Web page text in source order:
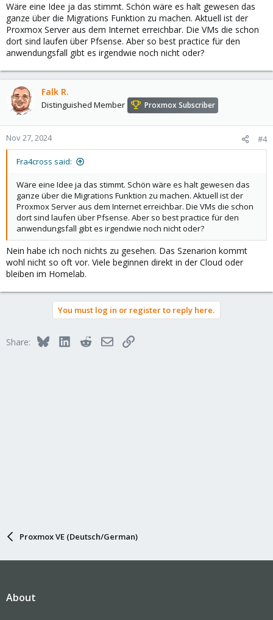
Wäre eine Idee ja das stimmt. Schön wäre es halt gewesen das
ganze über die Migrations Funktion zu machen. Aktuell ist der
Proxmox Server aus dem Internet erreichbar. Die VMs die schon
dort sind laufen über Pfsense. Aber so best practice für den
anwendungsfall gibt es irgendwie noch nicht oder?
Falk R.
Distinguished Member Proxmox Subscriber
Nov 27, 2024 #4
Fra4cross said:
Wäre eine Idee ja das stimmt. Schön wäre es halt gewesen das
ganze über die Migrations Funktion zu machen. Aktuell ist der
Proxmox Server aus dem Internet erreichbar. Die VMs die schon
dort sind laufen über Pfsense. Aber so best practice für den
anwendungsfall gibt es irgendwie noch nicht oder?
Nein habe ich noch nichts zu gesehen. Das Szenarion kommt
wohl nicht so oft vor. Viele beginnen direkt in der Cloud oder
bleiben im Homelab.
You must log in or register to reply here.
Share: BlueskyLinkedInRedditEmailLink
Proxmox VE (Deutsch/German)
About